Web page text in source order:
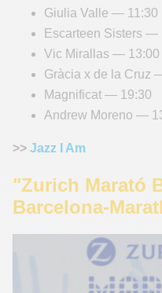
Giulia Valle — 11:30
Escarteen Sisters —
Vic Mirallas — 13:00
Gràcia x de la Cruz
Magnificat — 19:30
Andrew Moreno —
>> Jazz I Am
"Zurich Marató
Barcelona-